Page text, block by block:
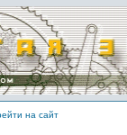
на сайт